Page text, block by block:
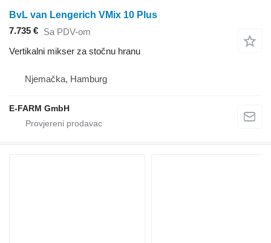
BvL van Lengerich VMix 10 Plus
7.735 € Sa PDV-om
Vertikalni mikser za stočnu hranu
Njemačka, Hamburg
E-FARM GmbH